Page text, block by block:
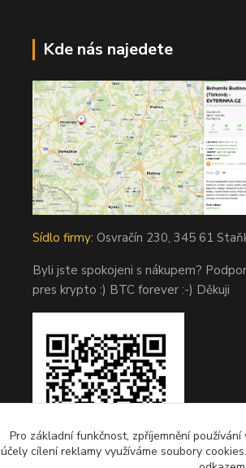
Kde nás najedete
Sídlo firmy: Osvračín 230, 345 61
Byli jste spokojeni s nákupem?
pres krypto :) BTC forever :-) Děkuji
Pro základní funkčnost, zpříjemnění
účely cílení reklamy využíváme soubory